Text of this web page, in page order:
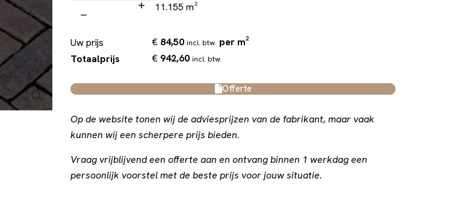
11.155 m²
Uw prijs € 84,50 incl. btw. per m²
Totaalprijs
€ 942,60 incl. btw.
Offerte
Op de website tonen wij de adviesprijzen van de fabrikant, maar vaak
kunnen wij een scherpere prijs bieden.
Vraag vrijblijvend een offerte aan en ontvang binnen 1 werkdag een
persoonlijk voorstel met de beste prijs voor jouw situatie.